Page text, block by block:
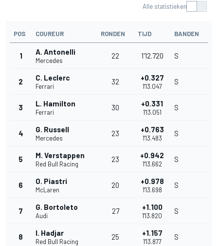
Alle statistieken
POS COUREUR RONDEN TIJD BANDEN
1 A. Antonelli
Mercedes
22 1'12.720 S
2 C. Leclerc
Ferrari
32 +0.327
1'13.047
S
3 L. Hamilton
Ferrari
30 +0.331
1'13.051
S
4 G. Russell
Mercedes
23 +0.763
1'13.483
S
5 M. Verstappen
Red Bull Racing
23 +0.942
1'13.662
S
6 O. Piastri
McLaren
20 +0.978
1'13.698
S
7 G. Bortoleto
Audi
27 +1.100
1'13.820
S
8 I. Hadjar
Red Bull Racing
25 +1.157
1'13.877
S